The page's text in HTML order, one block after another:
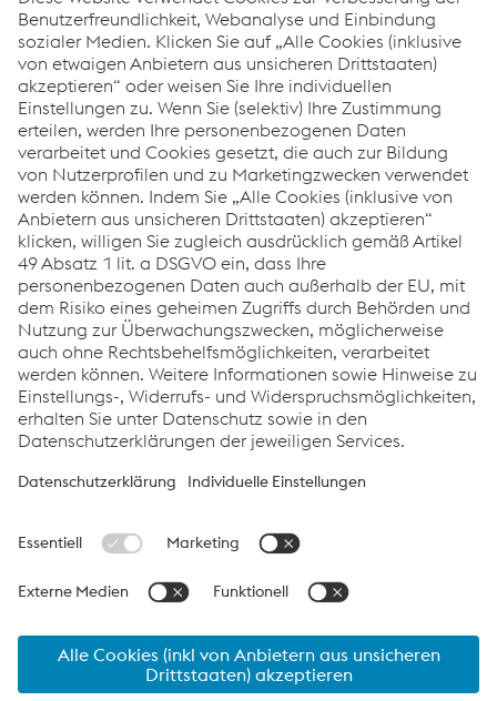
FN: FN 563152 s
UID: ATU77438319
T.+43 676 347 60 96
E-Mail senden
Verhaltenskodex
Verhaltenskodex (2024)PDF | 131 KB
Verhaltenskodex für Geschäftspartner:innen (2024)
PDF | 90 KB
Links
Systemlösungen
Karriere
Compliance
Verhaltenskodex
AGBs
Cookie-Einstellungen